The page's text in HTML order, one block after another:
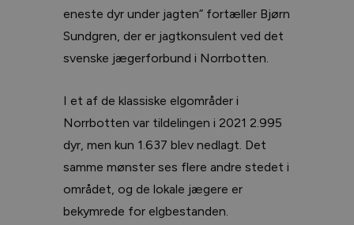
eneste dyr under jagten” fortæller Bjørn
Sundgren, der er jagtkonsulent ved det
svenske jægerforbund i Norrbotten.
I et af de klassiske elgområder i
Norrbotten var tildelingen i 2021 2.995
dyr, men kun 1.637 blev nedlagt. Det
samme mønster ses flere andre stedet i
området, og de lokale jægere er
bekymrede for elgbestanden.